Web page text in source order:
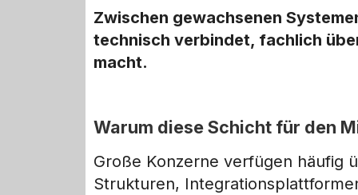
Zwischen gewachsenen
technisch verbindet, fachlich
macht.
Warum diese Schicht für den
Große Konzerne verfügen häufig
Strukturen,